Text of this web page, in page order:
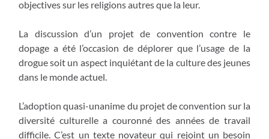
objectives sur les religions autres que la leur.
La discussion d’un projet de convention contre le
dopage a été l’occasion de déplorer que l’usage de la
drogue soit un aspect inquiétant de la culture des jeunes
dans le monde actuel.
L’adoption quasi-unanime du projet de convention sur la
diversité culturelle a couronné des années de travail
difficile. C’est un texte novateur qui rejoint un besoin